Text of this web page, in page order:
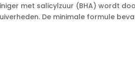
i
Reiniger met salicylzuur (BHA)
De minimale formule